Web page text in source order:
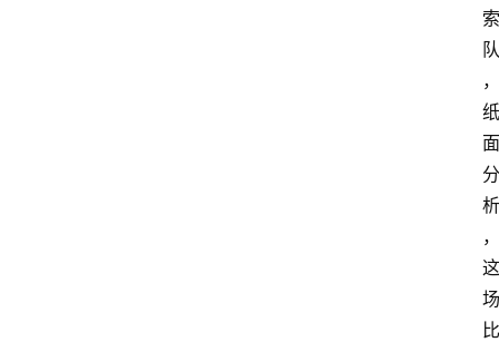
索
队
，
纸
面
分
析
，
这
场
比